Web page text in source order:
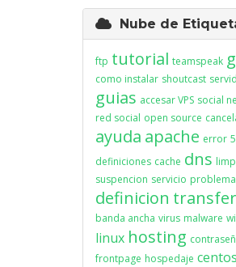
Nube de
ftp tutorial teamspeak
como instalar shoutcast
guias accesar VPS social
red social open source
ayuda apache error
definiciones cache dns
suspencion servicio
definicion
banda ancha virus malware
linux hosting
frontpage hospedaje centos